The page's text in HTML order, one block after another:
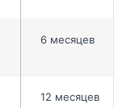
6 месяцев
12 месяцев